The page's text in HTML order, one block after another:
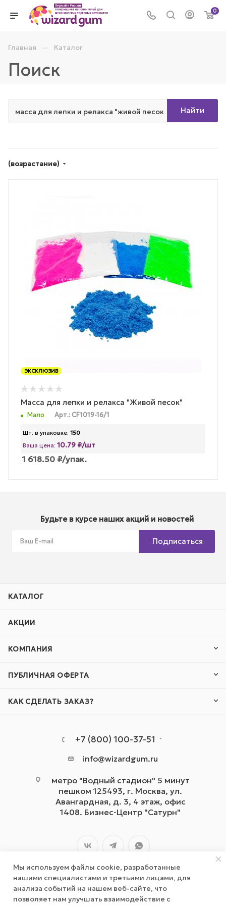
0
Главная — Каталог
Поиск
Найти
(возрастание)
ЭКСКЛЮЗИВ
Масса для лепки и релакса "Живой песок"
Мало Арт.: CF1019-16/1
Шт. в упаковке: 150
Ваша цена: 10.79 ₽/шт
1 618.50 ₽/упак.
Будьте в курсе наших акций и новостей
Подписаться
КАТАЛОГ
АКЦИИ
КОМПАНИЯ
ПУБЛИЧНАЯ ОФЕРТА
КАК СДЕЛАТЬ ЗАКАЗ?
+7 (800) 100-37-51
info@wizardgum.ru
метро "Водный стадион" 5 минут
пешком 125493, г. Москва, ул.
Авангардная, д. 3, 4 этаж, офис
1408. Бизнес-Центр "Сатурн"
Мы используем файлы cookie, разработанные
нашими специалистами и третьими лицами, для
анализа событий на нашем веб-сайте, что
позволяет нам улучшать взаимодействие с